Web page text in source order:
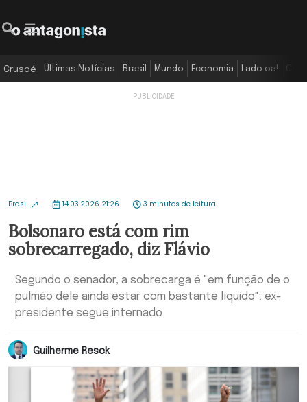
Crusoé Últimas Notícias Brasil Mundo Economia Lado oa!
Brasil 14.03.2026 21:26 3 minutos de leitura
Bolsonaro está com rim
sobrecarregado, diz Flávio
Segundo o senador, a sobrecarga é "em função de o
pulmão dele ainda estar com bastante líquido"; ex-
presidente segue internado
Guilherme Resck